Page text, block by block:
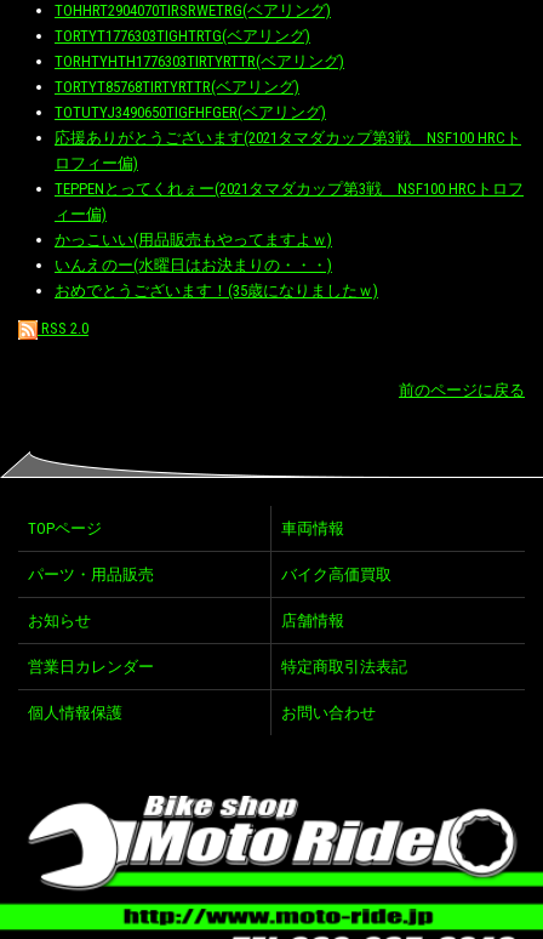
TOHHRT2904070TIRSRWETRG(ベアリング)
TORTYT1776303TIGHTRTG(ベアリング)
TORHTYHTH1776303TIRTYRTTR(ベアリング)
TORTYT85768TIRTYRTTR(ベアリング)
TOTUTYJ3490650TIGFHFGER(ベアリング)
応援ありがとうございます(2021タマダカップ第3戦 NSF100 HRCト
ロフィー偏)
TEPPENとってくれぇー(2021タマダカップ第3戦 NSF100 HRCトロフ
ィー偏)
かっこいい(用品販売もやってますよｗ)
いんえのー(水曜日はお決まりの・・・)
おめでとうございます！(35歳になりましたｗ)
RSS 2.0
前のページに戻る
TOPページ 車両情報
パーツ・用品販売 バイク高価買取
お知らせ 店舗情報
営業日カレンダー 特定商取引法表記
個人情報保護 お問い合わせ